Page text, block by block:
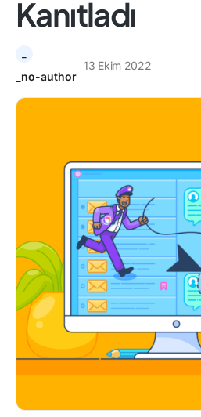
Kanıtladı
_no-author
13 Ekim 2022